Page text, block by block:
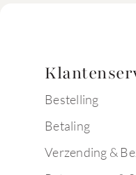
Bestelling
Betaling
Verzending &